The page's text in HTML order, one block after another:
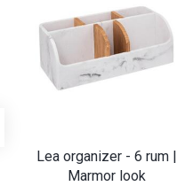
Lea organizer - 6 rum |
Marmor look